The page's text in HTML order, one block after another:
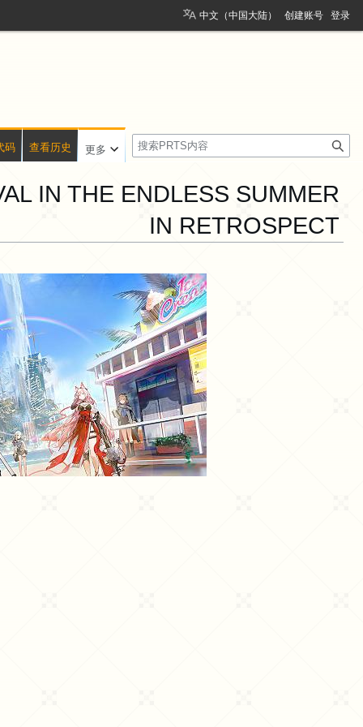
IN THE ENDLESS SUMMER
IN RETROSPECT
中文（中国大陆） 创建账号 登录
码 查看历史 更多
搜
索